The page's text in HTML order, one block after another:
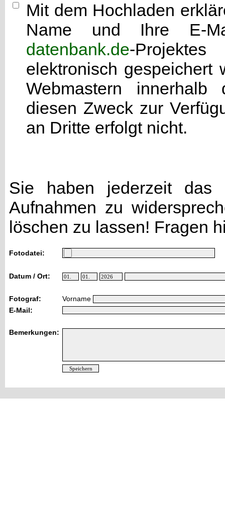
Mit dem Hochladen
Name und Ihre E-
datenbank.de-
elektronisch gespeichert
Webmastern
diesen Zweck zur
an Dritte erfolgt nicht.
Sie haben jederzeit das
Aufnahmen zu
löschen zu lassen! Fragen
Fotodatei:
Datum / Ort:
Fotograf:
Vorname
E-Mail:
Bemerkungen: